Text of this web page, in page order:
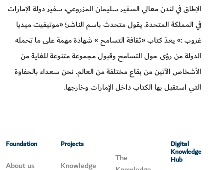
الإطاق في لندن معالي السفير سليمان المزروعي، سفير دولة الإمارات
في المملكة المتحدة. يقول متحدث باسم الناشر؛ «موتيفيت ميديا
غروب :» يعدّ كتاب «ثقافة التسامح » شهادة مهمة على ما تحمله
الدولة من رؤى حول التسامح وقبول مجموعة متنوعة للغاية من
الأشخاص الآتين من بقاع مختلفة من العالم. نحن سعداء بالحفاوة
التي استقبل بها الكتاب داخل الإمارات وخارجها.
Foundation
About us
Projects
Knowledge
The
Digital
Knowledge
Hub